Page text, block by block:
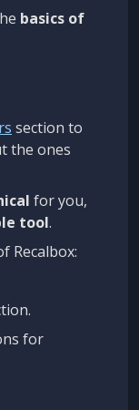
basics of
section to
the ones
for you,
tool.
Recalbox:
for